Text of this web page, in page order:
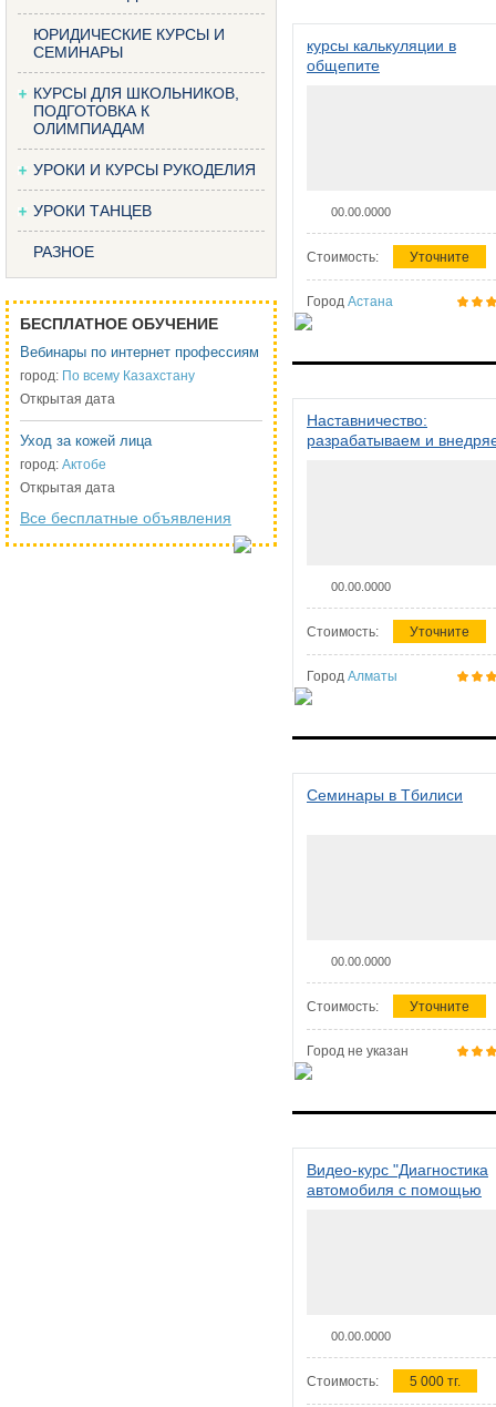
ЮРИДИЧЕСКИЕ КУРСЫ И
СЕМИНАРЫ
КУРСЫ ДЛЯ ШКОЛЬНИКОВ,
ПОДГОТОВКА К
ОЛИМПИАДАМ
УРОКИ И КУРСЫ РУКОДЕЛИЯ
УРОКИ ТАНЦЕВ
РАЗНОЕ
БЕСПЛАТНОЕ ОБУЧЕНИЕ
Вебинары по интернет профессиям
город: По всему Казахстану
Открытая дата
Уход за кожей лица
город: Актобе
Открытая дата
Все бесплатные объявления
курсы калькуляции в
общепите
00.00.0000
Стоимость: Уточните
Город Астана
Наставничество:
разрабатываем и
00.00.0000
Стоимость: Уточните
Город Алматы
Семинары в Тбилиси
00.00.0000
Стоимость: Уточните
Город не указан
Видео-курс "Диагностика
автомобиля с помощью
00.00.0000
Стоимость: 5 000 тг.